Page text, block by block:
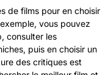
de films pour en choisir
vous pouvez
consulter les
puis en choisir un
des critiques est